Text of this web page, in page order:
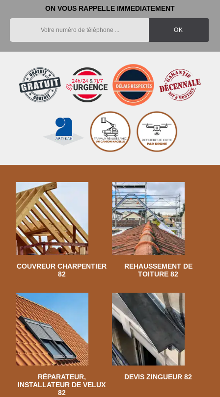
ON VOUS RAPPELLE IMMEDIATEMENT
COUVREUR CHARPENTIER
82
REHAUSSEMENT DE
TOITURE 82
RÉPARATEUR,
INSTALLATEUR DE VELUX
82
DEVIS ZINGUEUR 82